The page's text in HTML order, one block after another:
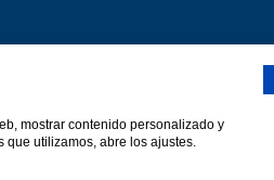
Protección de datos
de Horinteg
mostrar contenido personalizado y
que utilizamos, abre los ajustes.